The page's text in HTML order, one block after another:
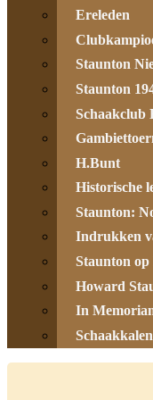
Ereleden
Staunton
Staunton
Schaakclub
H.Bunt
Historische
Staunton:
Indrukken
Staunton op
Howard
In